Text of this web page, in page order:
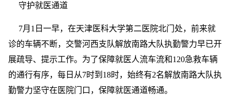
守护就医通道
7月1日一早，在天津医科大学第二医院北门处，前来就
诊的车辆不断，交警河西支队解放南路大队执勤警力早已开
展疏导、提示工作。为了保障就医人流车流和120急救车辆
的通行有序，每日从7时到18时，始终有2名解放南路大队执
勤警力坚守在医院门口，保障就医通道畅通。